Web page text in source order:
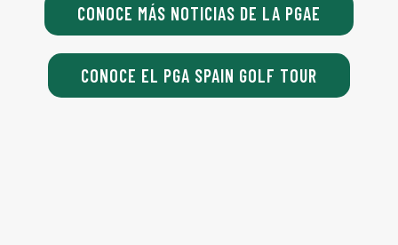
CONOCE MÁS NOTICIAS DE LA PGAE
CONOCE EL PGA SPAIN GOLF TOUR